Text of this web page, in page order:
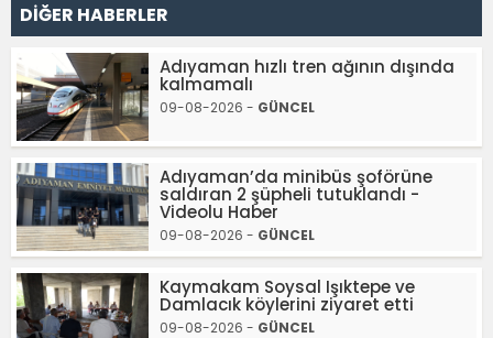
DİĞER HABERLER
Adıyaman hızlı tren ağının dışında
kalmamalı
09-08-2026 - GÜNCEL
Adıyaman’da minibüs şoförüne
saldıran 2 şüpheli tutuklandı -
Videolu Haber
09-08-2026 - GÜNCEL
Kaymakam Soysal Işıktepe ve
Damlacık köylerini ziyaret etti
09-08-2026 - GÜNCEL